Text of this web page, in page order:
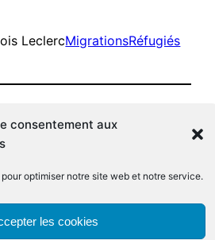
consentement aux
optimiser notre site web et notre service.
les cookies
LeclercMigrationsRéfugiés
Leclerc